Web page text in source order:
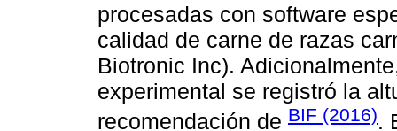
procesadas con software
calidad de carne de razas
Biotronic Inc).
experimental se registró la
recomendación de BIF (2016).